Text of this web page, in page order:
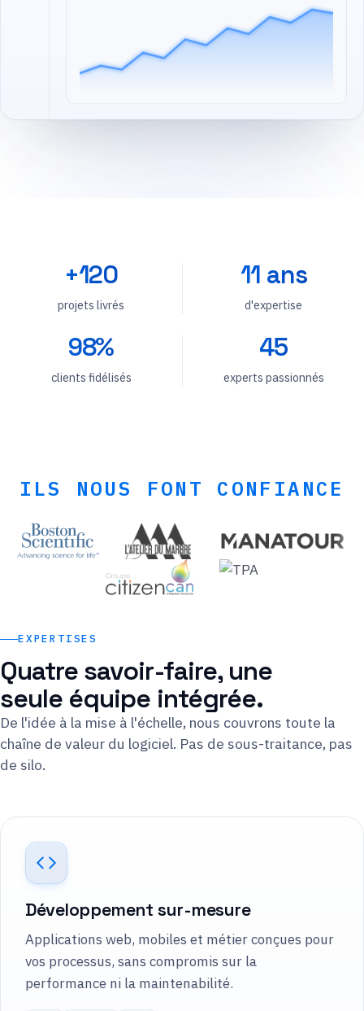
+120
projets livrés
11 ans
d'expertise
98%
clients fidélisés
45
experts passionnés
ILS NOUS FONT CONFIANCE
EXPERTISES
Quatre savoir-faire, une
seule équipe intégrée.
De l'idée à la mise à l'échelle, nous couvrons toute la
chaîne de valeur du logiciel. Pas de sous-traitance, pas
de silo.
Développement sur-mesure
Applications web, mobiles et métier conçues pour
vos processus, sans compromis sur la
performance ni la maintenabilité.